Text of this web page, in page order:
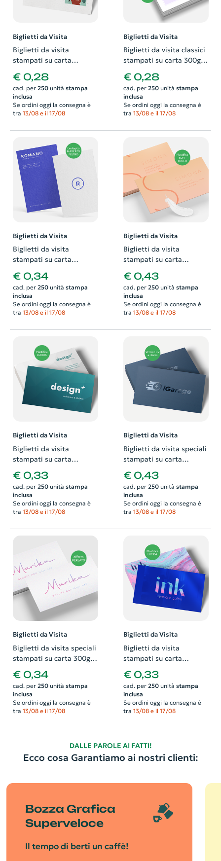
Biglietti da Visita
Biglietti da visita
stampati su carta
Possibilità di richiedere
anche il progetto grafico
€ 0,28
cad. per 250unità stampa
inclusa
Se ordini oggi la consegna è
tra 13/08 e il 17/08
Biglietti da Visita
Biglietti da visita classici
stampati su carta 300gr
di richiedere anche il
progetto grafico
€ 0,28
cad. per 250unità stampa
inclusa
Se ordini oggi la consegna è
tra 13/08 e il 17/08
Biglietti da Visita
Biglietti da visita
stampati su carta
a feltro. Possibilità di
richiedere anche il
progetto grafico
€ 0,34
cad. per 250unità stampa
inclusa
Se ordini oggi la consegna è
tra 13/08 e il 17/08
Biglietti da Visita
Biglietti da visita
stampati su carta
plastificati soft touch.
Possibilità di richiedere
anche il progetto grafico
€ 0,43
cad. per 250unità stampa
inclusa
Se ordini oggi la consegna è
tra 13/08 e il 17/08
Biglietti da Visita
Biglietti da visita
stampati su carta
patinata 350gr e
plastificati opaco.
Possibilità di richiedere
anche il progetto grafico
€ 0,33
cad. per 250unità stampa
inclusa
Se ordini oggi la consegna è
tra 13/08 e il 17/08
Biglietti da Visita
Biglietti da visita speciali
stampati su carta
patinata 350gr con logo a
rilievo. Possibilità di
richiedere anche il
progetto grafico
€ 0,43
cad. per 250unità stampa
inclusa
Se ordini oggi la consegna è
tra 13/08 e il 17/08
Biglietti da Visita
Biglietti da visita speciali
stampati su carta 300gr
effetto perlato.
Possibilità di richiedere
anche il progetto grafico
€ 0,34
cad. per 250unità stampa
inclusa
Se ordini oggi la consegna è
tra 13/08 e il 17/08
Biglietti da Visita
Biglietti da visita
stampati su carta
patinata 350gr e
plastificati lucido.
Possibilità di richiedere
anche il progetto grafico
€ 0,33
cad. per 250unità stampa
inclusa
Se ordini oggi la consegna è
tra 13/08 e il 17/08
DALLE PAROLE AI FATTI!
Ecco cosa Garantiamo ai nostri clienti:
Bozza Grafica
Superveloce
Il tempo di berti un caffè!